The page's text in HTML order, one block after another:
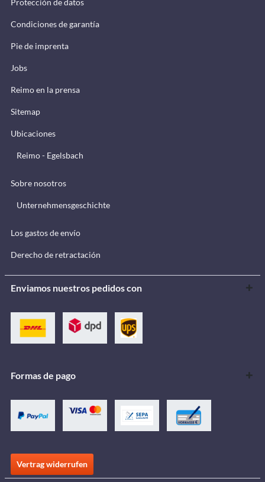
Protección de datos
Condiciones de garantía
Pie de imprenta
Jobs
Reimo en la prensa
Sitemap
Ubicaciones
Reimo - Egelsbach
Sobre nosotros
Unternehmensgeschichte
Los gastos de envío
Derecho de retractación
Enviamos nuestros pedidos con
Formas de pago
Vertrag widerrufen